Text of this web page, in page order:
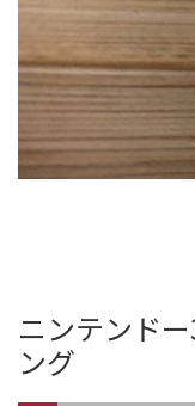
ニンテンド
ング